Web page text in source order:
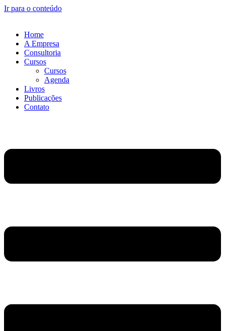
Ir para o conteúdo
Home
A Empresa
Consultoria
Cursos
Cursos
Agenda
Livros
Publicações
Contato